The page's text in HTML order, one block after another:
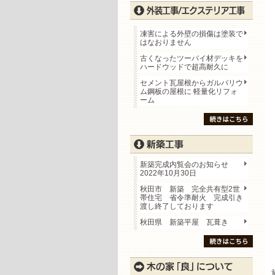
凍害による外壁の損傷は塗装で
はなおりません
古くなったツーバイ材デッキを
ハードウッドで超高耐久に
セメント瓦屋根からガルバリウ
ム鋼板の屋根に 軽量化リフォ
ーム
新築完成内覧会のお知らせ
2022年10月30日
秋田市 新築 完全共有型2世
帯住宅 省令準耐火 完成引き
渡し終了しております
秋田県 新築平屋 瓦葺き